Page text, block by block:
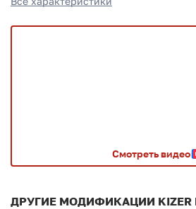
Смотреть видео
ДРУГИЕ МОДИФИКАЦИИ KIZER